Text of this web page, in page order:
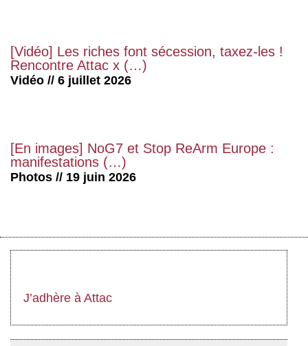
[Vidéo] Les riches font sécession, taxez-les !
Rencontre Attac x (…)
Vidéo // 6 juillet 2026
[En images] NoG7 et Stop ReArm Europe :
manifestations (…)
Photos // 19 juin 2026
J’adhère à Attac